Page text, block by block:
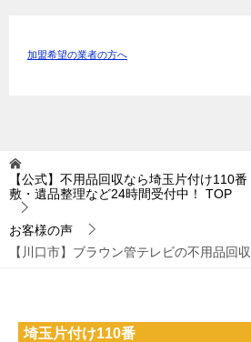
加盟希望の業者の方へ
【公式】不用品回収なら埼玉片付け110
敷・遺品整理など24時間受付中！
TOP
お客様の声
【川口市】ブラウン管テレビの不用品
埼玉片付け110番